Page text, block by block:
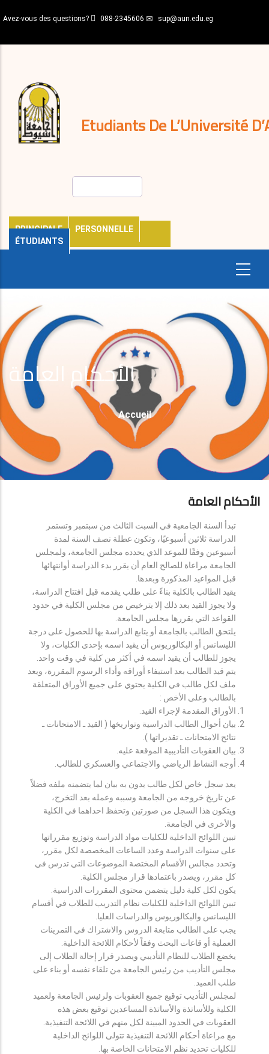
au
principal
Avez-vous des questions? 088-2345606 sup@aun.edu.eg
Etudiants De L’Université
PRINCIPALE
PERSONNELLE
ÉTUDIANTS
décisions
Expatriés
Journal
الأحكام العامة
Fil
D'Ariane
Accueil
الأحكام العامة
تبدأ السنة الجامعية في السبت الثالث من سبتمبر وتستمر
الدراسة ثلاثين أسبوعيًا، وتكون عطلة نصف السنة لمدة
أسبوعين وفقًا للموعد الذي يحدده مجلس الجامعة، ولمجلس
الجامعة مراعاة للصالح العام أن يقرر بدء الدراسة أوانتهائها
قبل المواعيد المذكورة وبعدها.
يقيد الطالب بالكلية بناءً على طلب يقدمه قبل افتتاح الدراسة،
ولا يجوز القيد بعد ذلك إلا بترخيص من مجلس الكلية في حدود
القواعد التي يقررها مجلس الجامعة.
يلتحق الطالب بالجامعة أو يتابع الدراسة بها للحصول على درجة
الليسانس أو البكالوريوس أن يقيد اسمه بإحدى الكليات، ولا
يجوز للطالب أن يقيد اسمه في أكثر من كلية في وقت واحد.
يتم قيد الطالب بعد استيفاء أوراقه وأداء الرسوم المقررة، ويعد
ملف لكل طالب في الكلية يحتوي على جميع الأوراق المتعلقة
بالطالب وعلى الأخص :
الأوراق المقدمة لإجراء القيد.
بيان أحوال الطالب الدراسية وتواريخها ( القيد ـ الامتحانات ـ
نتائح الامتحانات ـ تقديراتها ).
بيان العقوبات التأديبية الموقعة عليه.
أوجه النشاط الرياضي والاجتماعي والعسكري للطالب.
يعد سجل خاص لكل طالب يدون به بيان لما يتضمنه ملفه فضلاً
عن تاريخ خروجه من الجامعة وسببه وعمله بعد التخرج،
ويتكون هذا السجل من صورتين وتحفظ احداهما في الكلية
والأخرى في الجامعة.
تبين اللوائح الداخلية للكليات مواد الدراسة وتوزيع مقرراتها
على سنوات الدراسة وعدد الساعات المخصصة لكل مقرر،
وتحدد مجالس الأقسام المختصة الموضوعات التي تدرس في
كل مقرر، ويصدر باعتمادها قرار مجلس الكلية.
يكون لكل كلية دليل يتضمن محتوى المقررات الدراسية.
تبين اللوائح الداخلية للكليات نظام التدريب للطلاب في أقسام
الليسانس والبكالوريوس والدراسات العليا.
يجب على الطالب متابعة الدروس والاشتراك في التمرينات
العملية أو قاعات البحث وفقاً لأحكام اللائحة الداخلية.
يخضع الطلاب للنظام التأديبي ويصدر قرار إحالة الطلاب إلى
مجلس التأديب من رئيس الجامعة من تلقاء نفسه أو بناء على
طلب العميد.
لمجلس التأديب توقيع جميع العقوبات ولرئيس الجامعة ولعميد
الكلية وللأساتذة والأساتذة المساعدين توقيع بعض هذه
العقوبات في الحدود المبينة لكل منهم في اللائحة التنفيذية.
مع مراعاة أحكام اللائحة التنفيذية تتولى اللوائح الداخلية
للكليات تحديد نظم الامتحانات الخاصة بها.